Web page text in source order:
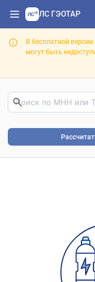
ЛС ГЭОТАР
В бесплатной
могут быть
Риски